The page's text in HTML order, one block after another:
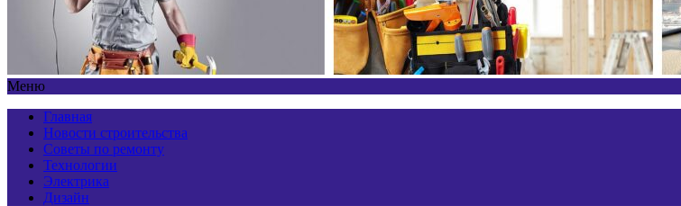
Меню
Главная
Новости строительства
Советы по ремонту
Технологии
Электрика
Дизайн